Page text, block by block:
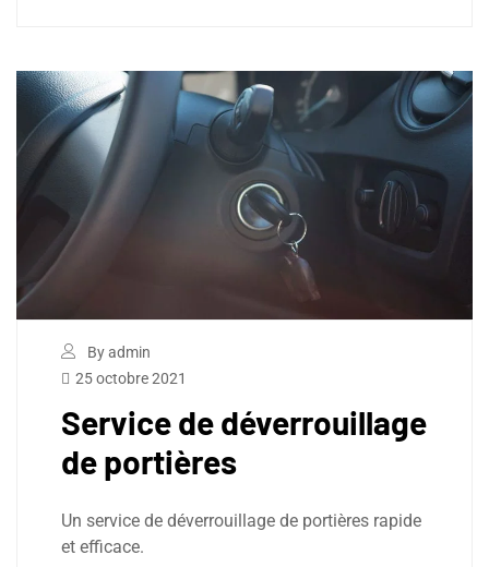
By admin
25 octobre 2021
Service de déverrouillage
de portières
Un service de déverrouillage de portières rapide
et efficace.